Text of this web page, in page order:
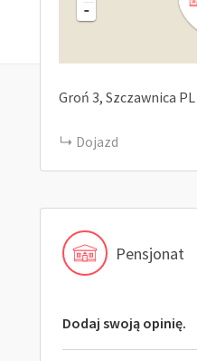
-
Groń 3 Szczawnica PL
Dojazd
Pensjonat
Dodaj swoją opinię.